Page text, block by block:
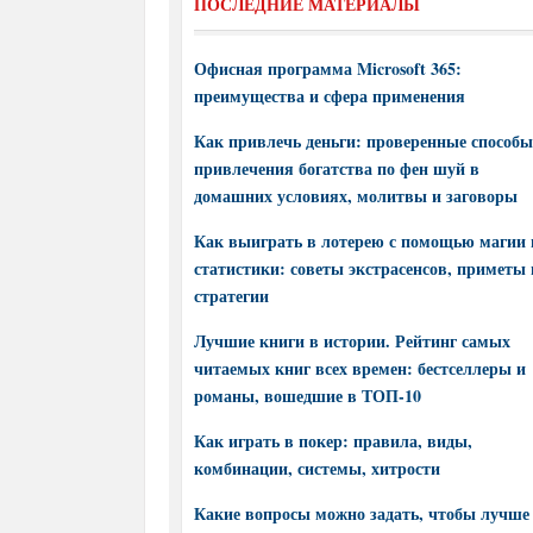
Офисная программа Microsoft 365:
преимущества и сфера применения
Как привлечь деньги: проверенные способы
привлечения богатства по фен шуй в
домашних условиях, молитвы и заговоры
Как выиграть в лотерею с помощью магии
статистики: советы экстрасенсов, приметы
стратегии
Лучшие книги в истории. Рейтинг самых
читаемых книг всех времен: бестселлеры и
романы, вошедшие в ТОП-10
Как играть в покер: правила, виды,
комбинации, системы, хитрости
Какие вопросы можно задать, чтобы лучше